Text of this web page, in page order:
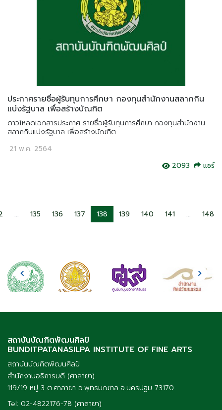
ประกาศรายชื่อผู้รับทุนการศึกษา กองทุนสำนักงานสลากกิน
แบ่งรัฐบาล เพื่อสร้างบัณฑิต
ดาวโหลดเอกสารประกาศ รายชื่อผู้รับทุนการศึกษา กองทุนสำนักงาน
สลากกินแบ่งรัฐบาล เพื่อสร้างบัณฑิต
21 พ.ค. 2564
2093
แชร์
... 135 136 137 138 139 140 141 ... 148
สถาบันบัณฑิตพัฒนศิลป์
BUNDITPATANASILPA INSTITUTE OF FINE ARTS
สถาบันบัณฑิตพัฒนศิลป์
สำนักงานอธิการบดี (ศาลายา)
119/19 หมู่ 3 ต.ศาลายา อ.พุทธมณฑล จ.นครปฐม 73170
Tel: 02-4822176-78 (ศาลายา)